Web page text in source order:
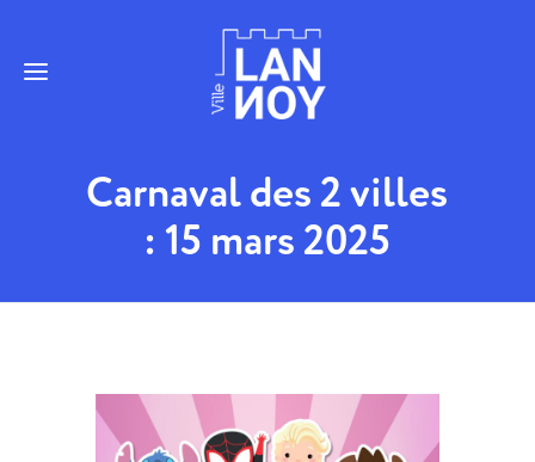
Carnaval des 2 villes
: 15 mars 2025